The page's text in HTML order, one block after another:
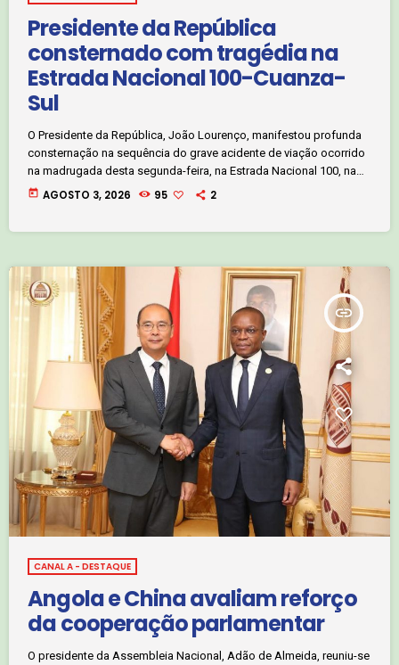
Presidente da República
consternado com tragédia na
Estrada Nacional 100-Cuanza-
Sul
O Presidente da República, João Lourenço, manifestou profunda
consternação na sequência do grave acidente de viação ocorrido
na madrugada desta segunda-feira, na Estrada Nacional 100, na
província do Cuanza Sul, que provocou dezenas de mortos e
today AGOSTO 3, 2026 95 2
insert_link
CANAL A - DESTAQUE
Angola e China avaliam reforço
da cooperação parlamentar
O presidente da Assembleia Nacional, Adão de Almeida, reuniu-se